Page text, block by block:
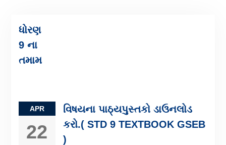
APR
22
ધોરણ
9 ના
તમામ
વિષયના પાઠ્યપુસ્તકો ડાઉનલોડ
કરો.( STD 9 TEXTBOOK GSEB
)